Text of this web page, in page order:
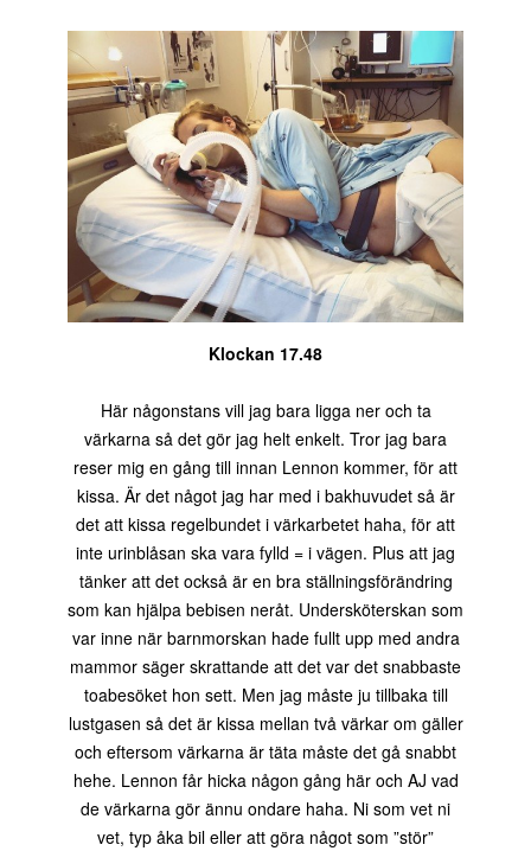
Klockan 17.48
Här någonstans vill jag bara ligga ner och ta
värkarna så det gör jag helt enkelt. Tror jag bara
reser mig en gång till innan Lennon kommer, för att
kissa. Är det något jag har med i bakhuvudet så är
det att kissa regelbundet i värkarbetet haha, för att
inte urinblåsan ska vara fylld = i vägen. Plus att jag
tänker att det också är en bra ställningsförändring
som kan hjälpa bebisen neråt. Undersköterskan som
var inne när barnmorskan hade fullt upp med andra
mammor säger skrattande att det var det snabbaste
toabesöket hon sett. Men jag måste ju tillbaka till
lustgasen så det är kissa mellan två värkar om gäller
och eftersom värkarna är täta måste det gå snabbt
hehe. Lennon får hicka någon gång här och AJ vad
de värkarna gör ännu ondare haha. Ni som vet ni
vet, typ åka bil eller att göra något som ”stör”